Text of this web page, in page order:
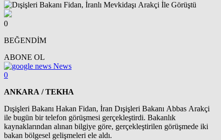
0
BEĞENDİM
ABONE OL
News
0
ANKARA / TEKHA
Dışişleri Bakanı Hakan Fidan, İran Dışişleri Bakanı Abbas Arakçi
ile bugün bir telefon görüşmesi gerçekleştirdi. Bakanlık
kaynaklarından alınan bilgiye göre, gerçekleştirilen görüşmede iki
bakan bölgesel gelişmeleri ele aldı.